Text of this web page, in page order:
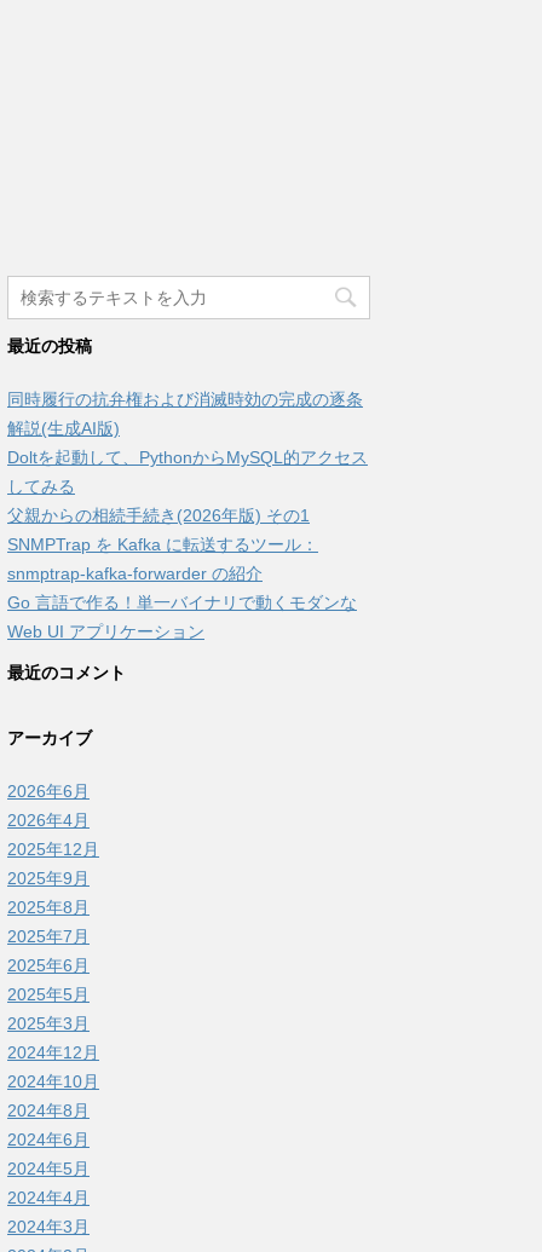
最近の投稿
同時履行の抗弁権および消滅時効の完成の逐条
解説(生成AI版)
Doltを起動して、PythonからMySQL的アクセス
してみる
父親からの相続手続き(2026年版) その1
SNMPTrap を Kafka に転送するツール：
snmptrap-kafka-forwarder の紹介
Go 言語で作る！単一バイナリで動くモダンな
Web UI アプリケーション
最近のコメント
アーカイブ
2026年6月
2026年4月
2025年12月
2025年9月
2025年8月
2025年7月
2025年6月
2025年5月
2025年3月
2024年12月
2024年10月
2024年8月
2024年6月
2024年5月
2024年4月
2024年3月